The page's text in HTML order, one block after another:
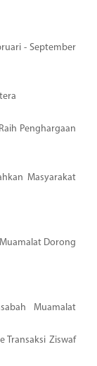
- September
Penghargaan
Masyarakat
Dorong
Muamalat
Transaksi Ziswaf